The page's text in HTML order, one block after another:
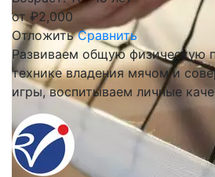
от ₽2,000
Отложить Сравнить
Развиваем общую физическую
технике владения мячом и
игры, воспитываем личные